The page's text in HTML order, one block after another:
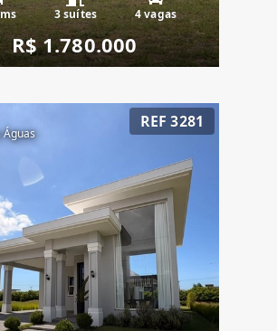
3 suítes 4 vagas
R$ 1.780.000
Águas
REF 3281